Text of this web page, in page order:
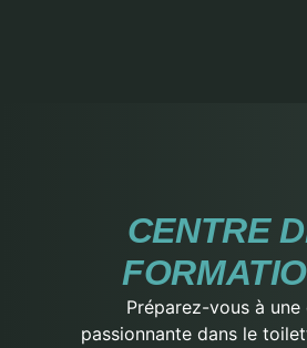
CENTRE
Préparez-vous à une
passionnante dans le